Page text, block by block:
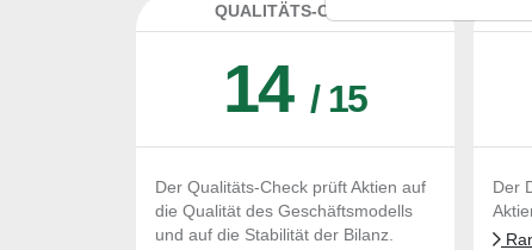
QUALITÄTS-CHECK
14/ 15
Der Qualitäts-Check prüft Aktien auf
die Qualität des Geschäftsmodells
und auf die Stabilität der Bilanz.
Der